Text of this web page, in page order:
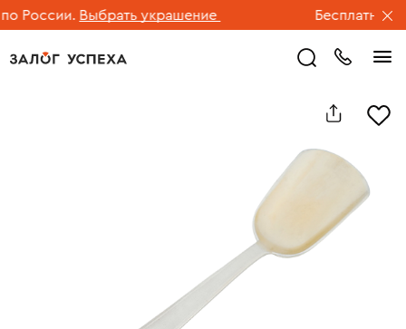
России. Выбрать украшение Бесплатная